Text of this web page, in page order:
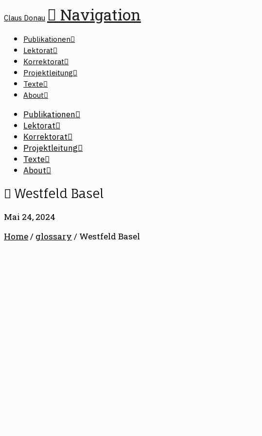
Claus Donau Navigation
Publikationen
Lektorat
Korrektorat
Projektleitung
Texte
About
Publikationen
Lektorat
Korrektorat
Projektleitung
Texte
About
Westfeld Basel
Mai 24, 2024
Home/ glossary / Westfeld Basel